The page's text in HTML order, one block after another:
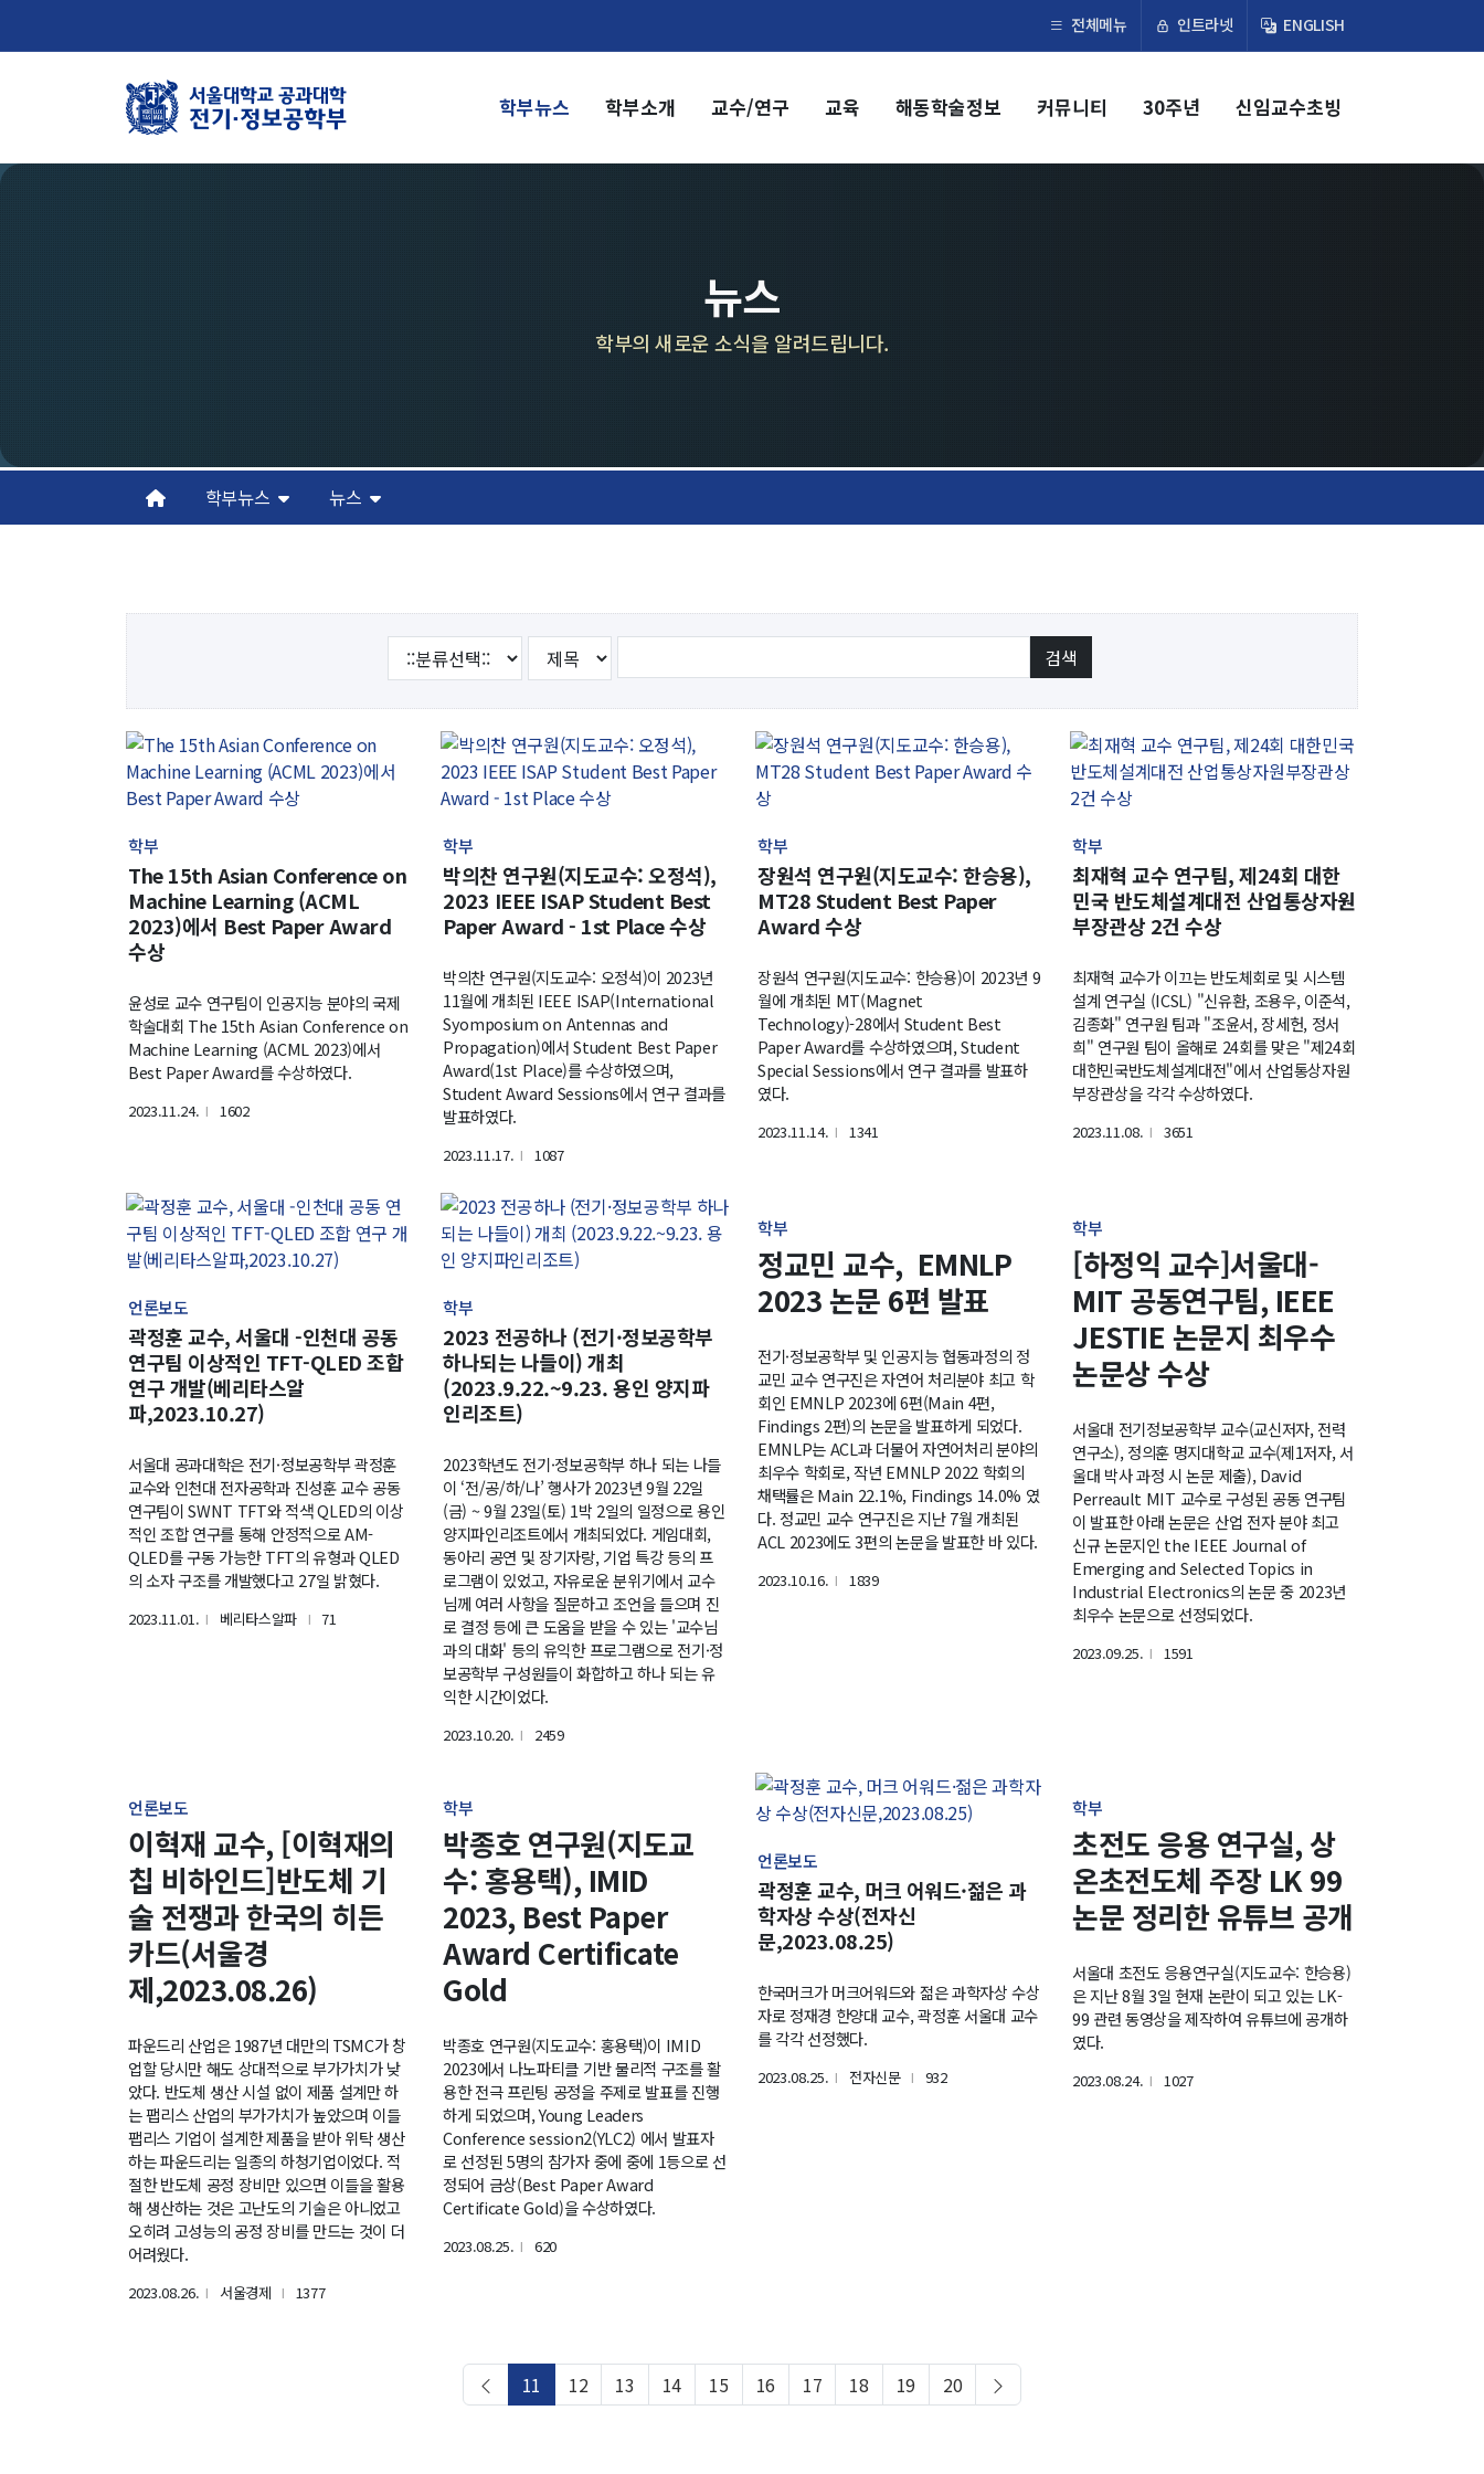
전체메뉴 인트라넷 ENGLISH
학부뉴스 학부소개 교수/연구 교육 해동학술정보 커뮤니티 30주년 신임교수초빙
×
학부뉴스
뉴스
학부소개
학부장 인사말
교수/연구
교수
연구실/연구소
연구실
전기정보세미나
교육
학부
협동과정 인공지능
취업ㆍ진로
장학
행사
대학생활
행사 사진
학부장 감사 인사
지원서 작성
뉴스
학부의 새로운 소식을 알려드립니다.
학부뉴스 뉴스
학부
The 15th Asian Conference on
Machine Learning (ACML
2023)에서 Best Paper Award
수상
윤성로 교수 연구팀이 인공지능 분야의 국제
학술대회 The 15th Asian Conference on
Machine Learning (ACML 2023)에서
Best Paper Award를 수상하였다.
2023.11.24. 1602
학부
박의찬 연구원(지도교수: 오정석),
2023 IEEE ISAP Student Best
Paper Award - 1st Place 수상
박의찬 연구원(지도교수: 오정석)이 2023년
11월에 개최된 IEEE ISAP(International
Syomposium on Antennas and
Propagation)에서 Student Best Paper
Award(1st Place)를 수상하였으며,
Student Award Sessions에서 연구 결과를
발표하였다.
2023.11.17. 1087
학부
장원석 연구원(지도교수: 한승용),
MT28 Student Best Paper
Award 수상
장원석 연구원(지도교수: 한승용)이 2023년 9
월에 개최된 MT(Magnet
Technology)-28에서 Student Best
Paper Award를 수상하였으며, Student
Special Sessions에서 연구 결과를 발표하
였다.
2023.11.14. 1341
학부
최재혁 교수 연구팀, 제24회 대한
민국 반도체설계대전 산업통상자원
부장관상 2건 수상
최재혁 교수가 이끄는 반도체회로 및 시스템
설계 연구실 (ICSL) "신유환, 조용우, 이준석,
김종화" 연구원 팀과 "조윤서, 장세헌, 정서
희" 연구원 팀이 올해로 24회를 맞은 "제24회
대한민국반도체설계대전"에서 산업통상자원
부장관상을 각각 수상하였다.
2023.11.08. 3651
언론보도
곽정훈 교수, 서울대 -인천대 공동
연구팀 이상적인 TFT-QLED 조합
연구 개발(베리타스알
파,2023.10.27)
서울대 공과대학은 전기·정보공학부 곽정훈
교수와 인천대 전자공학과 진성훈 교수 공동
연구팀이 SWNT TFT와 적색 QLED의 이상
적인 조합 연구를 통해 안정적으로 AM-
QLED를 구동 가능한 TFT의 유형과 QLED
의 소자 구조를 개발했다고 27일 밝혔다.
2023.11.01. 베리타스알파 71
학부
2023 전공하나 (전기·정보공학부
하나되는 나들이) 개최
(2023.9.22.~9.23. 용인 양지파
인리조트)
2023학년도 전기·정보공학부 하나 되는 나들
이 ‘전/공/하/나’ 행사가 2023년 9월 22일
(금) ~ 9월 23일(토) 1박 2일의 일정으로 용인
양지파인리조트에서 개최되었다. 게임대회,
동아리 공연 및 장기자랑, 기업 특강 등의 프
로그램이 있었고, 자유로운 분위기에서 교수
님께 여러 사항을 질문하고 조언을 들으며 진
로 결정 등에 큰 도움을 받을 수 있는 '교수님
과의 대화' 등의 유익한 프로그램으로 전기·정
보공학부 구성원들이 화합하고 하나 되는 유
익한 시간이었다.
2023.10.20. 2459
학부
정교민 교수, EMNLP
2023 논문 6편 발표
전기·정보공학부 및 인공지능 협동과정의 정
교민 교수 연구진은 자연어 처리분야 최고 학
회인 EMNLP 2023에 6편(Main 4편,
Findings 2편)의 논문을 발표하게 되었다.
EMNLP는 ACL과 더불어 자연어처리 분야의
최우수 학회로, 작년 EMNLP 2022 학회의
채택률은 Main 22.1%, Findings 14.0% 였
다. 정교민 교수 연구진은 지난 7월 개최된
ACL 2023에도 3편의 논문을 발표한 바 있다.
2023.10.16. 1839
학부
[하정익 교수]서울대-
MIT 공동연구팀, IEEE
JESTIE 논문지 최우수
논문상 수상
서울대 전기정보공학부 교수(교신저자, 전력
연구소), 정의훈 명지대학교 교수(제1저자, 서
울대 박사 과정 시 논문 제출), David
Perreault MIT 교수로 구성된 공동 연구팀
이 발표한 아래 논문은 산업 전자 분야 최고
신규 논문지인 the IEEE Journal of
Emerging and Selected Topics in
Industrial Electronics의 논문 중 2023년
최우수 논문으로 선정되었다.
2023.09.25. 1591
언론보도
이혁재 교수, [이혁재의
칩 비하인드]반도체 기
술 전쟁과 한국의 히든
카드(서울경
제,2023.08.26)
파운드리 산업은 1987년 대만의 TSMC가 창
업할 당시만 해도 상대적으로 부가가치가 낮
았다. 반도체 생산 시설 없이 제품 설계만 하
는 팹리스 산업의 부가가치가 높았으며 이들
팹리스 기업이 설계한 제품을 받아 위탁 생산
하는 파운드리는 일종의 하청기업이었다. 적
절한 반도체 공정 장비만 있으면 이들을 활용
해 생산하는 것은 고난도의 기술은 아니었고
오히려 고성능의 공정 장비를 만드는 것이 더
어려웠다.
2023.08.26. 서울경제 1377
학부
박종호 연구원(지도교
수: 홍용택), IMID
2023, Best Paper
Award Certificate
Gold
박종호 연구원(지도교수: 홍용택)이 IMID
2023에서 나노파티클 기반 물리적 구조를 활
용한 전극 프린팅 공정을 주제로 발표를 진행
하게 되었으며, Young Leaders
Conference session2(YLC2) 에서 발표자
로 선정된 5명의 참가자 중에 중에 1등으로 선
정되어 금상(Best Paper Award
Certificate Gold)을 수상하였다.
2023.08.25. 620
언론보도
곽정훈 교수, 머크 어워드·젊은 과
학자상 수상(전자신
문,2023.08.25)
한국머크가 머크어워드와 젊은 과학자상 수상
자로 정재경 한양대 교수, 곽정훈 서울대 교수
를 각각 선정했다.
2023.08.25. 전자신문 932
학부
초전도 응용 연구실, 상
온초전도체 주장 LK 99
논문 정리한 유튜브 공개
서울대 초전도 응용연구실(지도교수: 한승용)
은 지난 8월 3일 현재 논란이 되고 있는 LK-
99 관련 동영상을 제작하여 유튜브에 공개하
였다.
2023.08.24. 1027
11 12 13 14 15 16 17 18 19 20